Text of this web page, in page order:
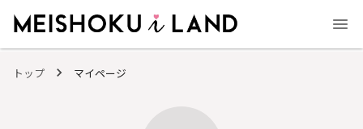
トップ マイページ